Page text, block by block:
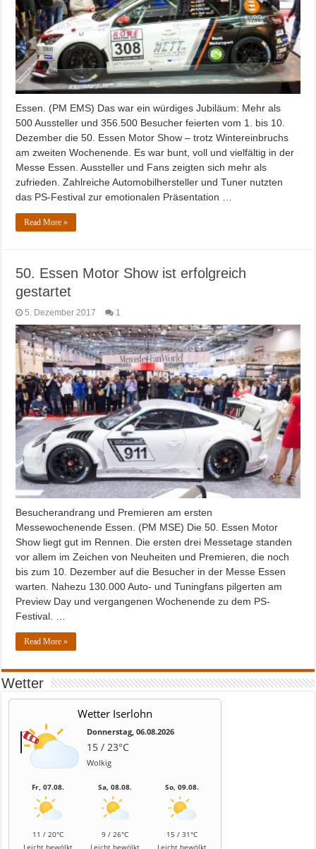
Essen. (PM EMS) Das war ein würdiges Jubiläum: Mehr als
500 Aussteller und 356.500 Besucher feierten vom 1. bis 10.
Dezember die 50. Essen Motor Show – trotz Wintereinbruchs
am zweiten Wochenende. Es war bunt, voll und vielfältig in der
Messe Essen. Aussteller und Fans zeigten sich mehr als
zufrieden. Zahlreiche Automobilhersteller und Tuner nutzten
das PS-Festival zur emotionalen Präsentation …
Read More »
50. Essen Motor Show ist erfolgreich
gestartet
5. Dezember 2017 1
Besucherandrang und Premieren am ersten
Messewochenende Essen. (PM MSE) Die 50. Essen Motor
Show liegt gut im Rennen. Die ersten drei Messetage standen
vor allem im Zeichen von Neuheiten und Premieren, die noch
bis zum 10. Dezember auf die Besucher in der Messe Essen
warten. Nahezu 130.000 Auto- und Tuningfans pilgerten am
Preview Day und vergangenen Wochenende zu dem PS-
Festival. …
Read More »
Wetter
Wetter Iserlohn
Donnerstag, 06.08.2026
15 / 23°C
Wolkig
Fr, 07.08.
11 / 20°C
Leicht bewölkt
Sa, 08.08.
9 / 26°C
Leicht bewölkt
So, 09.08.
15 / 31°C
Leicht bewölkt